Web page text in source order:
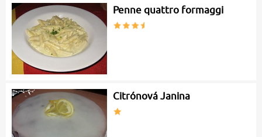
Penne quattro formaggi
Citrónová Janina